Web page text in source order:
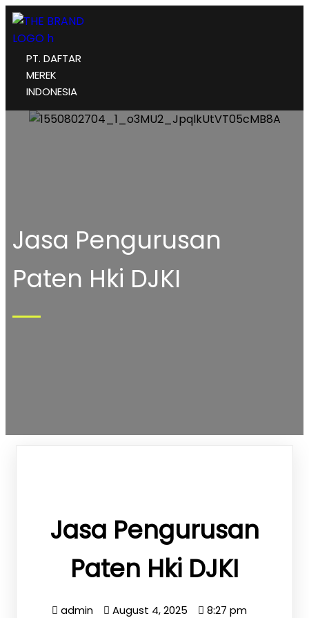
PT. DAFTAR
MEREK
INDONESIA
Jasa Pengurusan
Paten Hki DJKI
Jasa Pengurusan
Paten Hki DJKI
admin August 4, 2025 8:27 pm